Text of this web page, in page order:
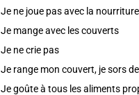
Je ne joue pas avec la nourriture
Je mange avec les couverts
Je ne crie pas
Je range mon couvert, je sors
Je goûte à tous les aliments